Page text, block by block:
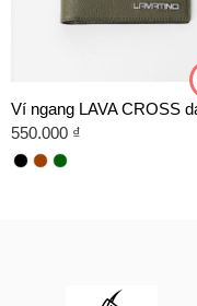
550.000 ₫